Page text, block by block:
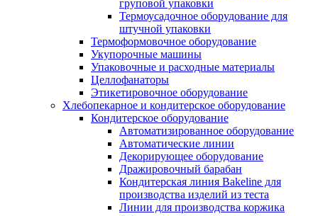
груповой упаковки
Термоусадочное оборудование для
штучной упаковки
Термоформовочное оборудование
Укупорочные машины
Упаковочные и расходные материалы
Целлофанаторы
Этикетировочное оборудование
Хлебопекарное и кондитерское оборудование
Кондитерское оборудование
Автоматизированное оборудование
Автоматические линии
Декорирующее оборудование
Дражировочный барабан
Кондитерская линия Bakeline для
производства изделий из теста
Линии для производства коржика